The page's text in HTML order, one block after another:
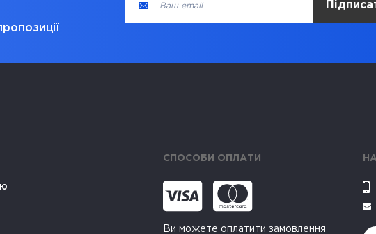
СПОСОБИ ОПЛАТИ
Ви можете оплатити замовлення